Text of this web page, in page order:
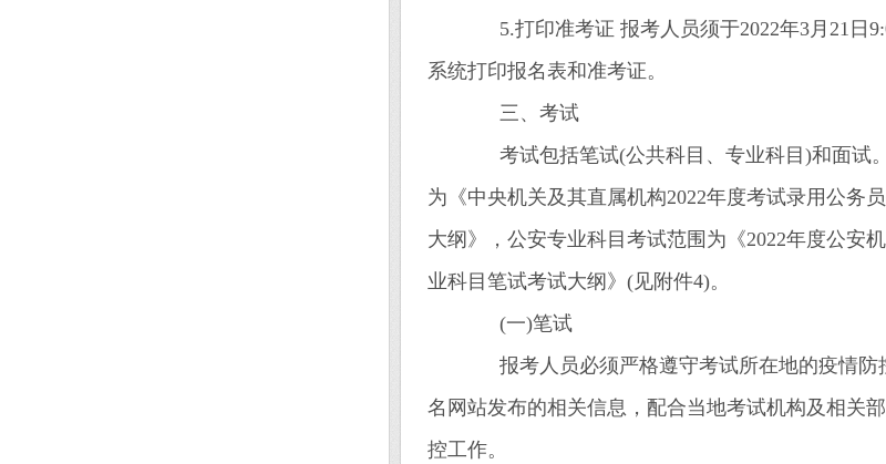
5.打印准考证 报考人员须于2022年3月21日
系统打印报名表和准考证。
三、考试
考试包括笔试(公共科目、专业科目)和面试
为《中央机关及其直属机构2022年度考试录用公务
大纲》，公安专业科目考试范围为《2022年度公安
业科目笔试考试大纲》(见附件4)。
(一)笔试
报考人员必须严格遵守考试所在地的疫情防
名网站发布的相关信息，配合当地考试机构及相关
控工作。